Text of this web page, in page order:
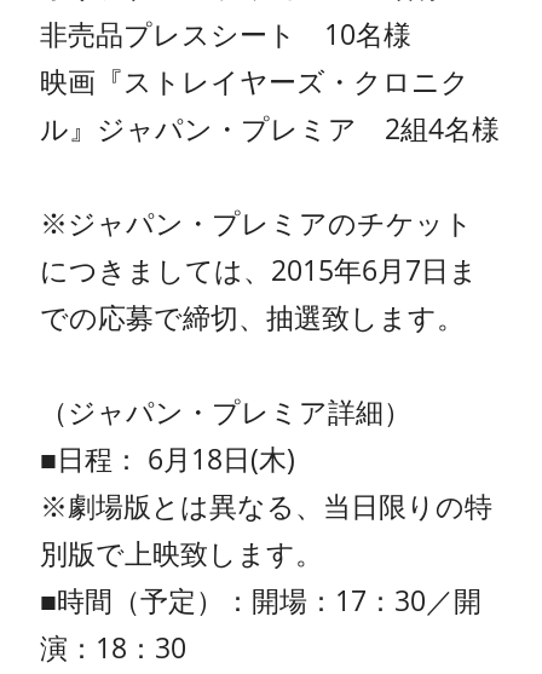
非売品プレスシート 10名様
映画『ストレイヤーズ・クロニク
ル』ジャパン・プレミア 2組4名様
※ジャパン・プレミアのチケット
につきましては、2015年6月7日ま
での応募で締切、抽選致します。
（ジャパン・プレミア詳細）
■日程： 6月18日(木)
※劇場版とは異なる、当日限りの特
別版で上映致します。
■時間（予定）：開場：17：30／開
演：18：30